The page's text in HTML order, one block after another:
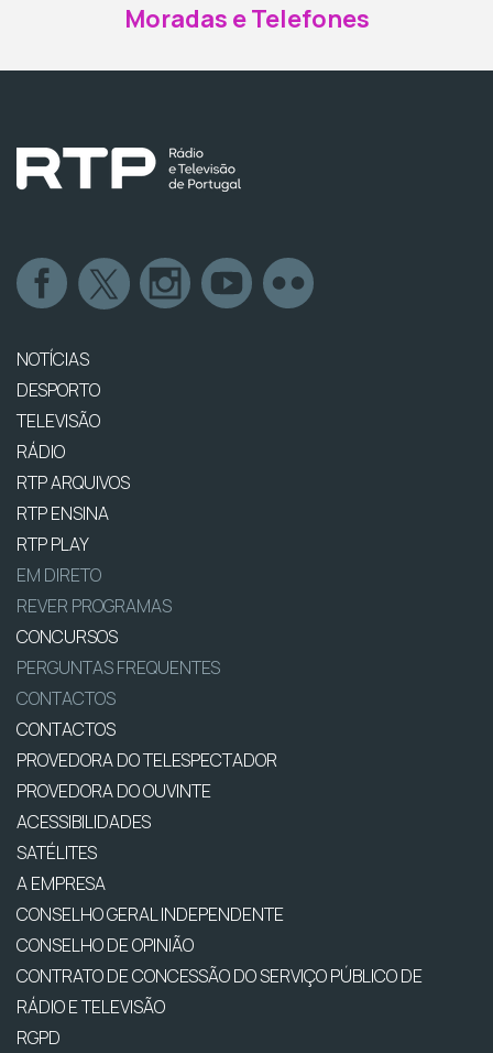
Moradas e Telefones
NOTÍCIAS
DESPORTO
TELEVISÃO
RÁDIO
RTP ARQUIVOS
RTP ENSINA
RTP PLAY
EM DIRETO
REVER PROGRAMAS
CONCURSOS
PERGUNTAS FREQUENTES
CONTACTOS
CONTACTOS
PROVEDORA DO TELESPECTADOR
PROVEDORA DO OUVINTE
ACESSIBILIDADES
SATÉLITES
A EMPRESA
CONSELHO GERAL INDEPENDENTE
CONSELHO DE OPINIÃO
CONTRATO DE CONCESSÃO DO SERVIÇO PÚBLICO DE
RÁDIO E TELEVISÃO
RGPD